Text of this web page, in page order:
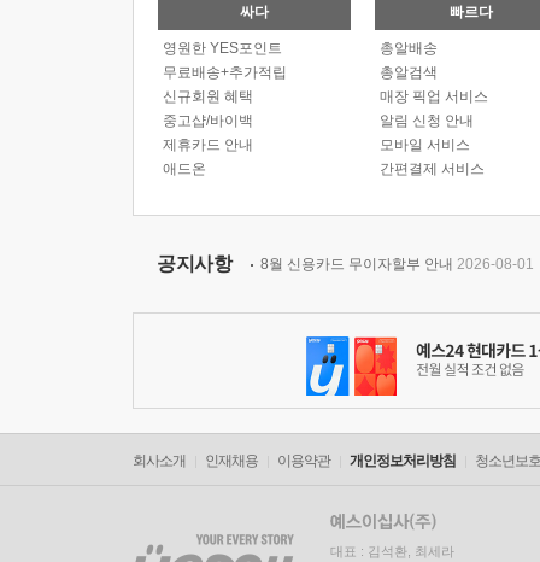
싸다
영원한 YES포인트
무료배송+추가적립
신규회원 혜택
중고샵/바이백
제휴카드 안내
애드온
빠르다
총알배송
총알검색
매장 픽업 서비스
알림 신청 안내
모바일 서비스
간편결제 서비스
공지사항 8월 신용카드 무이자할부 안내 2026-08-01
회사소개 인재채용 이용약관 개인정보처리방침 청소년보
대표 : 김석환, 최세라